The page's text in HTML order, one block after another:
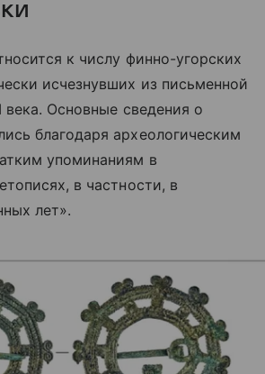
к числу финно-угорских
исчезнувших из письменной
века. Основные сведения о
благодаря археологическим
упоминаниям в
в частности, в
лет».